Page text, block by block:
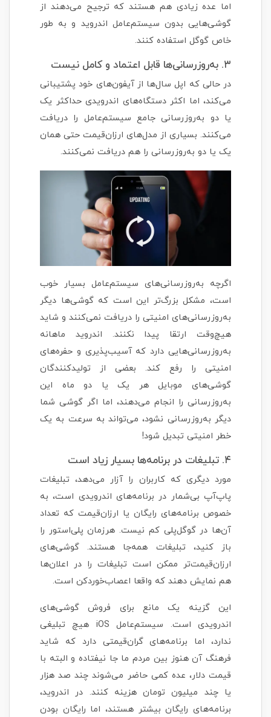
اما عده زیادی هم هستند که ترجیح می‌دهند از
گوشی‌هایی بدون سیستم‌عامل اندروید و به طور
خاص گوگل استفاده کنند.
۳. به‌روزرسانی‌ها قابل اعتماد و کامل نیست
در حالی که اپل سال‌ها از آیفون‌های خود پشتیبانی
می‌کند، اما اکثر دستگاه‌های اندرویدی حداکثر یک
یا دو به‌روزرسانی جامع سیستم‌عامل را دریافت
می‌کنند. بسیاری از مدل‌های ارزان‌قیمت حتی همان
یک یا دو به‌روزرسانی را هم دریافت نمی‌کنند.
اگرچه به‌روزرسانی‌های سیستم‌عامل بسیار خوب
است، مشکل بزرگ‌تر این است که گوشی‌ها دیگر
به‌روزرسانی‌های امنیتی را دریافت نمی‌کنند و شاید
هیچ‌وقت ارتقا پیدا نکنند. اندروید ماهانه
به‌روزرسانی‌هایی دارد که آسیب‌پذیری و حفره‌های
امنیتی را رفع کند. بعضی از تولیدکنندگان
گوشی‌های موبایل هر یک یا دو ماه این
به‌روزرسانی را انجام می‌دهند، اما اگر گوشی شما
دیگر به‌روزرسانی نشود، می‌تواند به سرعت به یک
خطر امنیتی تبدیل شود!
۴. تبلیغات در برنامه‌ها بسیار زیاد است
مورد دیگری که کاربران را آزار می‌دهد، تبلیغات
پاپ‌آپ بی‌شمار در برنامه‌های اندرویدی است، به
خصوص برنامه‌های رایگان یا ارزان‌قیمت که تعداد
آن‌ها در گوگل‌پلی کم نیست. هرزمان پلی‌استور را
باز کنید، تبلیغات همه‌جا هستند. گوشی‌های
ارزان‌قیمت‌تر ممکن است تبلیغات را در اعلان‌ها
هم نمایش دهند که واقعا اعصاب‌خوردکن است.
این گزینه یک مانع برای فروش گوشی‌های
اندرویدی است. سیستم‌عامل iOS هیچ تبلیغی
ندارد، اما برنامه‌های گران‌قیمتی دارد که شاید
فرهنگ آن هنوز بین مردم ما جا نیفتاده و البته با
قیمت دلار، عده کمی حاضر می‌شوند چند صد هزار
یا چند میلیون تومان هزینه کنند. در اندروید،
برنامه‌های رایگان بیشتر هستند، اما رایگان بودن